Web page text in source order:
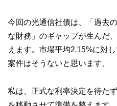
今回の光通信社債は、「過去
な財務」のギャップが生んだ
えます。市場平均2.15%に対
案件はそうないと思います。
私は、正式な利率決定を待た